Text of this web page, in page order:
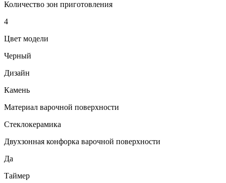
Количество зон приготовления
4
Цвет модели
Черный
Дизайн
Камень
Материал варочной поверхности
Стеклокерамика
Двухзонная конфорка варочной поверхности
Да
Таймер